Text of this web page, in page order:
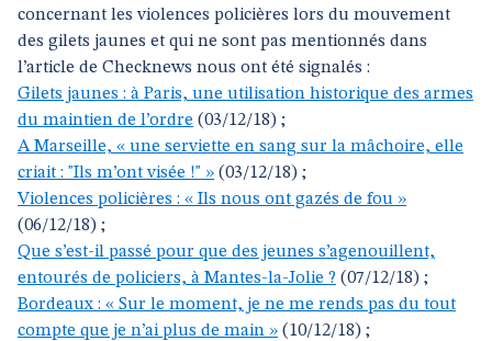
concernant les violences policières lors du mouvement
des gilets jaunes et qui ne sont pas mentionnés dans
l’article de Checknews nous ont été signalés :
Gilets jaunes : à Paris, une utilisation historique des armes
du maintien de l’ordre (03/12/18) ;
A Marseille, « une serviette en sang sur la mâchoire, elle
criait : "Ils m’ont visée !" » (03/12/18) ;
Violences policières : « Ils nous ont gazés de fou »
(06/12/18) ;
Que s’est-il passé pour que des jeunes s’agenouillent,
entourés de policiers, à Mantes-la-Jolie ? (07/12/18) ;
Bordeaux : « Sur le moment, je ne me rends pas du tout
compte que je n’ai plus de main » (10/12/18) ;